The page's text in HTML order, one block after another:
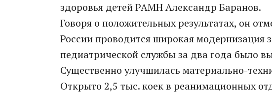
здоровья детей РАМН Александр Баранов.
Говоря о положительных результатах, он
России проводится широкая модернизация
педиатрической службы за два года было
Существенно улучшилась материально-
Открыто 2,5 тыс. коек в реанимационных